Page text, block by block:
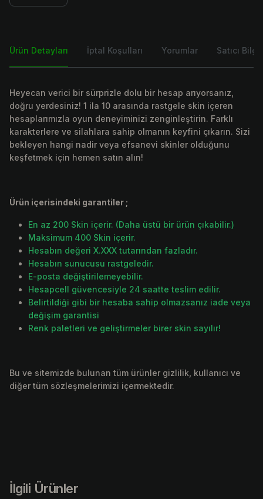
Ürün Detayları İptal Koşulları Yorumlar Satıcı
Heyecan verici bir sürprizle dolu bir hesap arıyorsanız,
doğru yerdesiniz! 1 ila 10 arasında rastgele skin içeren
hesaplarımızla oyun deneyiminizi zenginleştirin. Farklı
karakterlere ve silahlara sahip olmanın keyfini çıkarın. Sizi
bekleyen hangi nadir veya efsanevi skinler olduğunu
keşfetmek için hemen satın alın!
Ürün içerisindeki garantiler ;
En az 200 Skin içerir. (Daha üstü bir ürün çıkabilir.)
Maksimum 400 Skin içerir.
Hesabın değeri X.XXX tutarından fazladır.
Hesabın sunucusu rastgeledir.
E-posta değiştirilemeyebilir.
Hesapcell güvencesiyle 24 saatte teslim edilir.
Belirtildiği gibi bir hesaba sahip olmazsanız iade veya
değişim garantisi
Renk paletleri ve geliştirmeler birer skin sayılır!
Bu ve sitemizde bulunan tüm ürünler gizlilik, kullanıcı ve
diğer tüm sözleşmelerimizi içermektedir.
İlgili Ürünler